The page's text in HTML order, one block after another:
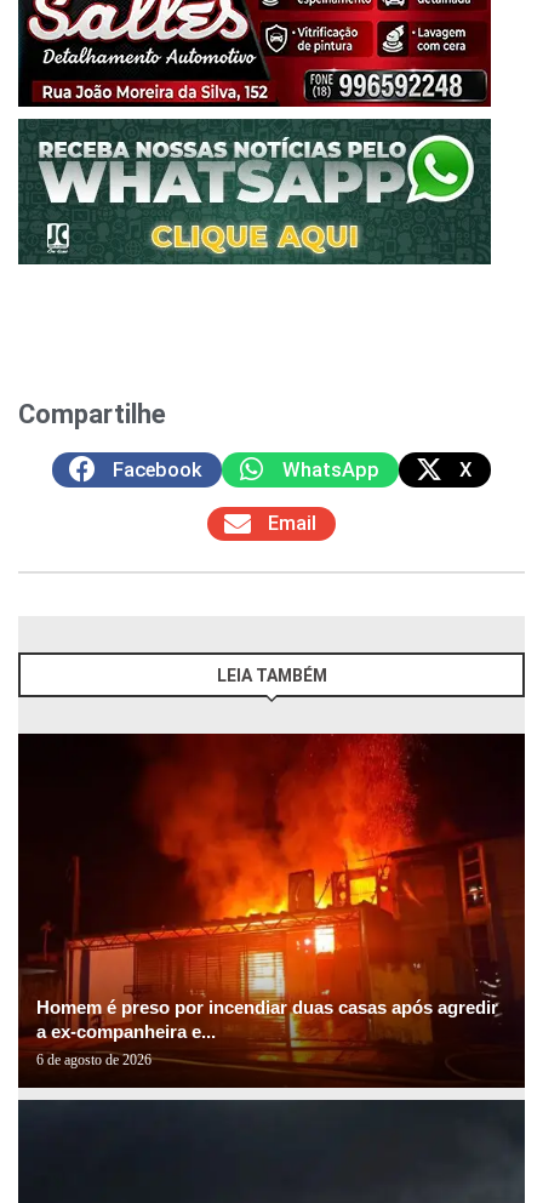
Compartilhe
Facebook WhatsApp X
Email
LEIA TAMBÉM
Homem é preso por incendiar duas casas após agredir
a ex-companheira e...
6 de agosto de 2026